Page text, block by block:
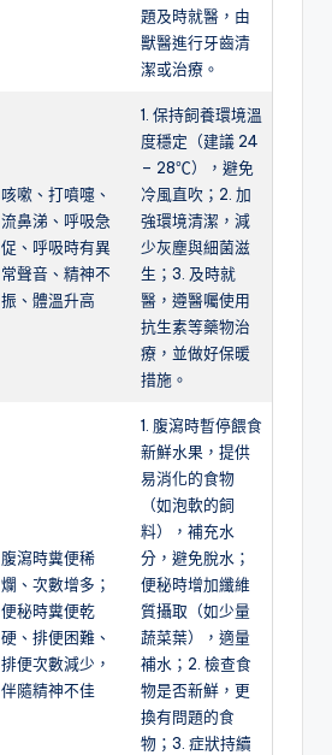
題及時就醫，由
獸醫進行牙齒清
潔或治療。
咳嗽、打噴嚏、
流鼻涕、呼吸急
促、呼吸時有異
常聲音、精神不
振、體溫升高
1. 保持飼養環境溫
度穩定（建議 24
– 28℃），避免
冷風直吹；2. 加
強環境清潔，減
少灰塵與細菌滋
生；3. 及時就
醫，遵醫囑使用
抗生素等藥物治
療，並做好保暖
措施。
腹瀉時糞便稀
爛、次數增多；
便秘時糞便乾
硬、排便困難、
排便次數減少，
伴隨精神不佳
1. 腹瀉時暫停餵食
新鮮水果，提供
易消化的食物
（如泡軟的飼
料），補充水
分，避免脫水；
便秘時增加纖維
質攝取（如少量
蔬菜葉），適量
補水；2. 檢查食
物是否新鮮，更
換有問題的食
物；3. 症狀持續